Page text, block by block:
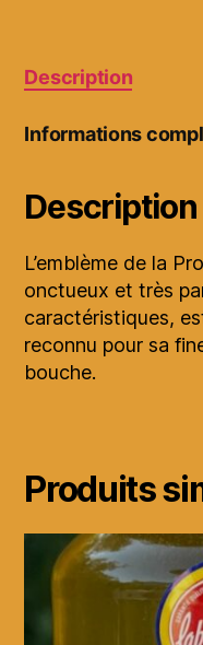
Description
Informations
Description
L’emblème de la
onctueux et très
caractéristiques,
reconnu pour sa
bouche.
Produits